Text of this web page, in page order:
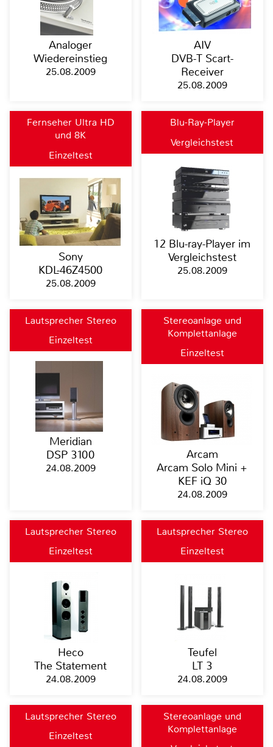
Analoger
Wiedereinstieg
25.08.2009
AIV
DVB-T Scart-
Receiver
25.08.2009
Fernseher Ultra HD
und 8K
Einzeltest
Sony
KDL-46Z4500
25.08.2009
Blu-Ray-Player
Vergleichstest
12 Blu-ray-Player im
Vergleichstest
25.08.2009
Lautsprecher Stereo
Einzeltest
Meridian
DSP 3100
24.08.2009
Stereoanlage und
Komplettanlage
Einzeltest
Arcam
Arcam Solo Mini +
KEF iQ 30
24.08.2009
Lautsprecher Stereo
Einzeltest
Heco
The Statement
24.08.2009
Lautsprecher Stereo
Einzeltest
Teufel
LT 3
24.08.2009
Lautsprecher Stereo
Einzeltest
Stereoanlage und
Komplettanlage